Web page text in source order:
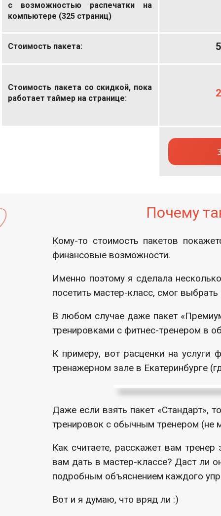
с возможностью распечатки на
компьютере (325 страниц)
Стоимость пакета:
Стоимость пакета со скидкой, пока
работает таймер на странице:
Почему
Кому-то стоимость пакетов
финансовые возможности.
Именно поэтому я сделала
посетить мастер-класс, смог
В любом случае даже пакет
тренировками с фитнес-тренером в
К примеру, вот расценки на услуги
тренажерном зале в Екатеринбурге
Даже если взять пакет «Стандарт»,
тренировок с обычным тренером (не
Как считаете, расскажет вам
вам дать в мастер-классе? Даст ли
подробным объяснением каждого
Вот и я думаю, что вряд ли :)